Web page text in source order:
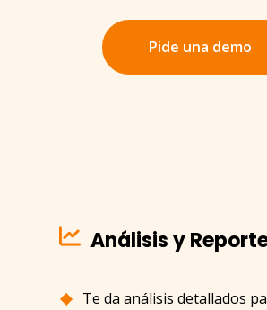
Pide una demo
Análisis y
Te da análisis detallados